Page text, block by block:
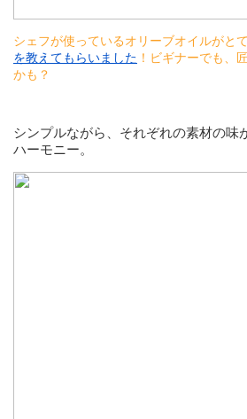
シェフが使っているオリーブオイルがと
を教えてもらいました ！ビギナーでも、
かも？
シンプルながら、それぞれの素材の味
ハーモニー。